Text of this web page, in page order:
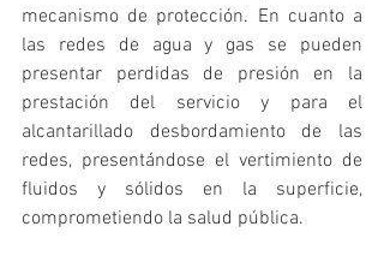
mecanismo de protección. En cuanto a
las redes de agua y gas se pueden
presentar perdidas de presión en la
prestación del servicio y para el
alcantarillado desbordamiento de las
redes, presentándose el vertimiento de
fluidos y sólidos en la superficie,
comprometiendo la salud pública.